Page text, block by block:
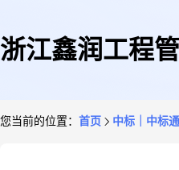
浙江鑫润工程
您当前的位置： 首页 中标｜中标